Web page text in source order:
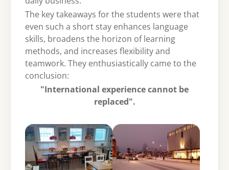
The key takeaways for the students were that
even such a short stay enhances language
skills, broadens the horizon of learning
methods, and increases flexibility and
teamwork. They enthusiastically came to the
conclusion:
"International experience cannot be
replaced".